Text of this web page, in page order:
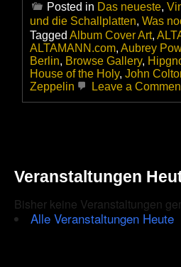
Posted in Das neueste,
und die Schallplatten, Was
Tagged Album Cover Art,
ALTAMANN.com, Aubrey
Berlin, Browse Gallery,
House of the Holy, John
Zeppelin
Leave a
Veranstaltungen
Bisher keine Veranstaltungen
Alle Veranstaltungen Heute